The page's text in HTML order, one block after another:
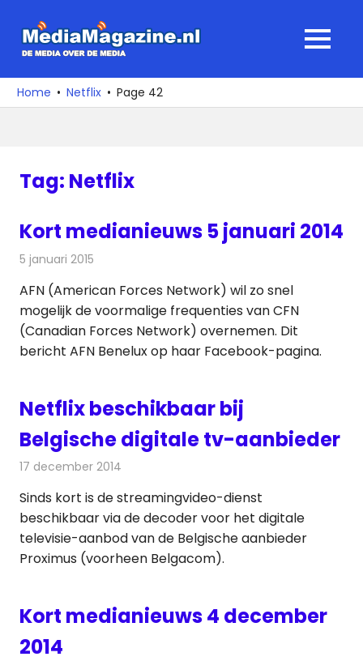
naar
media
over
MENU
Home Netflix Page 42
Tag: Netflix
Kort medianieuws 5 januari 2014
5 januari 2015
AFN (American Forces Network) wil zo snel
mogelijk de voormalige frequenties van CFN
(Canadian Forces Network) overnemen. Dit
bericht AFN Benelux op haar Facebook-pagina.
Netflix beschikbaar bij
Belgische digitale tv-aanbieder
17 december 2014
Sinds kort is de streamingvideo-dienst
beschikbaar via de decoder voor het digitale
televisie-aanbod van de Belgische aanbieder
Proximus (voorheen Belgacom).
Kort medianieuws 4 december
2014